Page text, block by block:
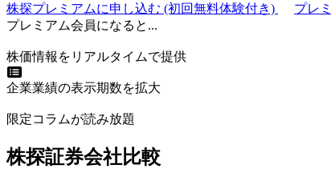
株探プレミアムに申し込む (初回無料体験付き)
プレ
プレミアム会員になると...
株価情報をリアルタイムで提供
企業業績の表示期数を拡大
限定コラムが読み放題
株探証券会社比較